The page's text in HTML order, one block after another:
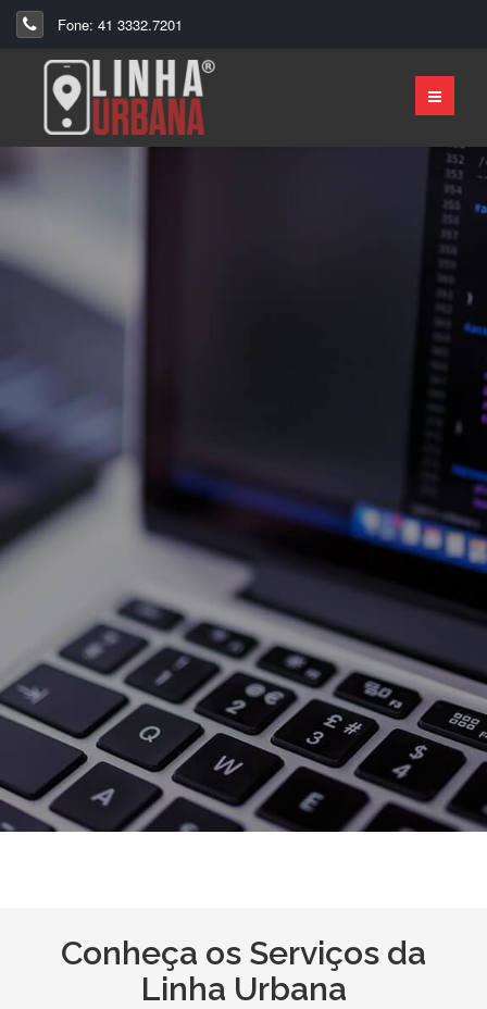
Fone: 41 3332.7201
Sistemas e
Aplicativos
Conheça os Serviços da
Linha Urbana